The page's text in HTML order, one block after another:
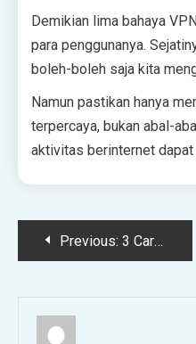
Demikian lima bahaya
para penggunanya.
boleh-boleh saja kita
Namun pastikan hanya
terpercaya, bukan abal-
aktivitas berinternet dapat
PostPrevious: 3 Cara Keluar Grup WA Secara Cepat dan Mudah Tanpa Ketahuan